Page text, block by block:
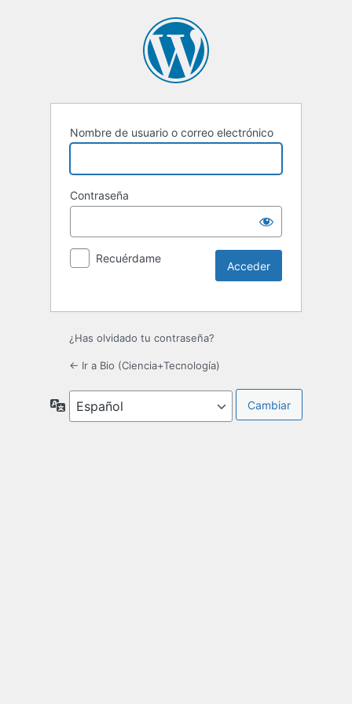
Nombre de usuario o correo electrónico
Contraseña
Recuérdame
¿Has olvidado tu contraseña?
← Ir a Bio (Ciencia+Tecnología)
Idioma